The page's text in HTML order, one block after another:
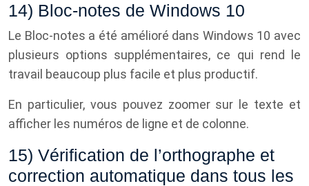
14) Bloc-notes de Windows 10
Le Bloc-notes a été amélioré dans Windows 10 avec
plusieurs options supplémentaires, ce qui rend le
travail beaucoup plus facile et plus productif.
En particulier, vous pouvez zoomer sur le texte et
afficher les numéros de ligne et de colonne.
15) Vérification de l’orthographe et
correction automatique dans tous les